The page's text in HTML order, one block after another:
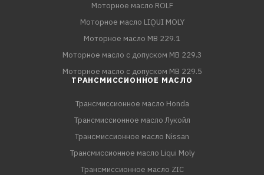
Моторное масло ROLF
Моторное масло LIQUI MOLY
Моторное масло MB 229.1
Моторное масло с допуском MB 229.3
Моторное масло с допуском MB 229.5
ТРАНСМИССИОННОЕ МАСЛО
Трансмиссионное масло Honda
Трансмиссионное масло Лукойл
Трансмиссионное масло Nissan
Трансмиссионное масло Liqui Moly
Трансмиссионное масло ZIC